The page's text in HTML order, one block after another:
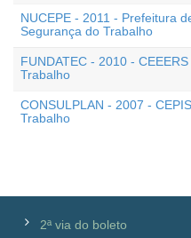
NUCEPE - 2011 - Prefeitura
Segurança do Trabalho
FUNDATEC - 2010 -
Trabalho
CONSULPLAN - 2007 -
Trabalho
2ª via do boleto